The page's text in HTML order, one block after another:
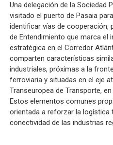
Una delegación de la Sociedad
visitado el puerto de Pasaia
identificar vías de cooperación,
de Entendimiento que marca el
estratégica en el Corredor
comparten características
industriales, próximas a la
ferroviaria y situadas en el eje
Transeuropea de Transporte,
Estos elementos comunes
orientada a reforzar la
conectividad de las industrias